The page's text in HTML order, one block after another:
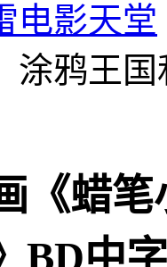
电影天堂
涂鸦王
《蜡
BD中